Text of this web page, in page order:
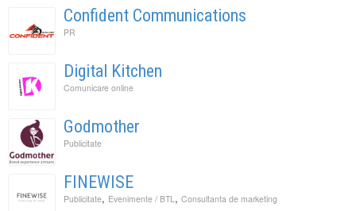
Confident Communications
PR
Digital Kitchen
Comunicare online
Godmother
Publicitate
FINEWISE
Publicitate, Evenimente / BTL, Consultanta de marketing